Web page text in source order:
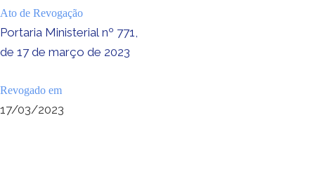
Ato de Revogação
Portaria Ministerial nº 771,
de 17 de março de 2023
Revogado em
17/03/2023